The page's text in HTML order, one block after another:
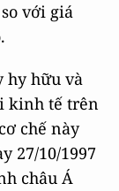
với giá
hy hữu và
kinh tế trên
chế này
27/10/1997
châu Á